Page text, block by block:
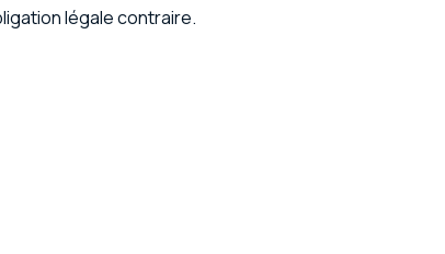
légale contraire.